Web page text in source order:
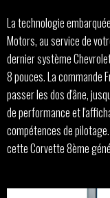
La technologie
Motors, au service de
dernier système
8 pouces. La commande
passer les dos d'âne,
de performance et
compétences de
cette Corvette 8ème